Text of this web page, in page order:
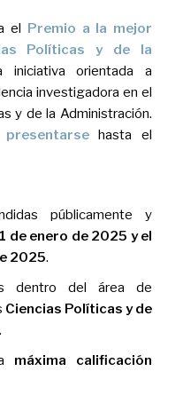
el Premio a la mejor
Políticas y de la
iniciativa orientada a
investigadora en el
y de la Administración.
hasta el
públicamente y
1 de enero de 2025 y el
2025.
dentro del área de
Ciencias Políticas y de
.
máxima calificación